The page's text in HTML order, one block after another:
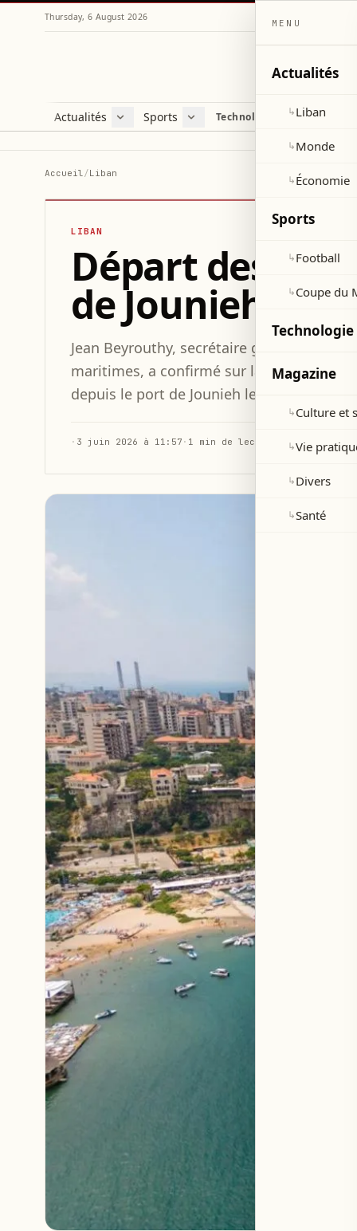
Thursday, 6 August 2026
Actualités
Liban
Sports
Football
Technologie et sciences
Accueil/Liban
LIBAN
Départ des
de Jounieh le
Jean Beyrouthy, secrétaire général de
maritimes, a confirmé sur la radio mfm
depuis le port de Jounieh le 19 juin.
· 3 juin 2026 à 11:57 · 1 min de lecture
MENU
Actualités
↳Liban
↳Monde
↳Économie
Sports
↳Football
↳Coupe du
Technologie
Magazine
↳Culture et
↳Vie
↳Divers
↳Santé